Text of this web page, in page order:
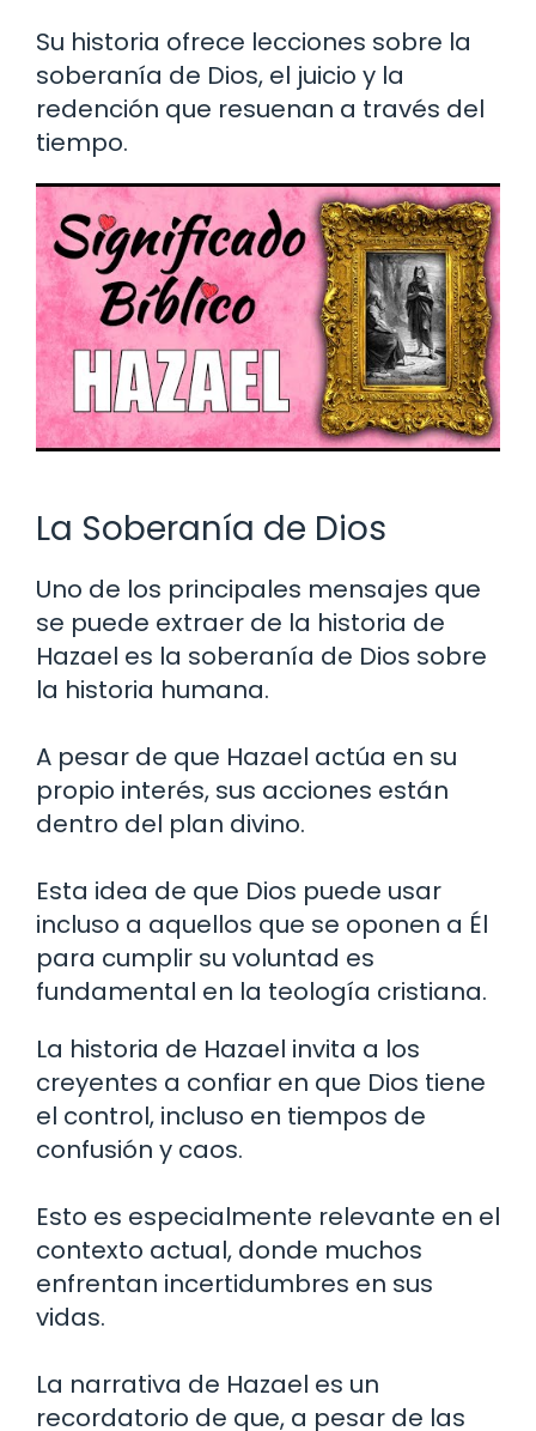
Su historia ofrece lecciones sobre la
soberanía de Dios, el juicio y la
redención que resuenan a través del
tiempo.
La Soberanía de Dios
Uno de los principales mensajes que
se puede extraer de la historia de
Hazael es la soberanía de Dios sobre
la historia humana.
A pesar de que Hazael actúa en su
propio interés, sus acciones están
dentro del plan divino.
Esta idea de que Dios puede usar
incluso a aquellos que se oponen a Él
para cumplir su voluntad es
fundamental en la teología cristiana.
La historia de Hazael invita a los
creyentes a confiar en que Dios tiene
el control, incluso en tiempos de
confusión y caos.
Esto es especialmente relevante en el
contexto actual, donde muchos
enfrentan incertidumbres en sus
vidas.
La narrativa de Hazael es un
recordatorio de que, a pesar de las